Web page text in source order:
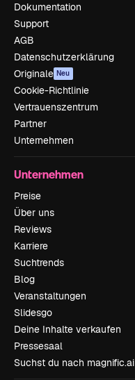
Dokumentation
Support
AGB
Datenschutzerklärung
Originale Neu
Cookie-Richtlinie
Vertrauenszentrum
Partner
Unternehmen
Unternehmen
Preise
Über uns
Reviews
Karriere
Suchtrends
Blog
Veranstaltungen
Slidesgo
Deine Inhalte verkaufen
Pressesaal
Suchst du nach magnific.ai